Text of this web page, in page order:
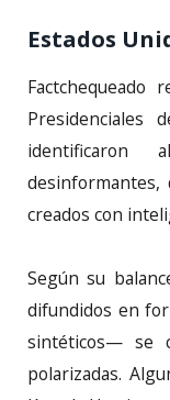
Estados
Factchequeado
Presidenciales
identificaron
creados con
Según su
difundidos en
sintéticos— se
polarizadas.